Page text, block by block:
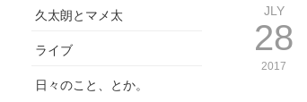
久太朗とマメ太
ライブ
日々のこと、とか。
JLY
28
2017